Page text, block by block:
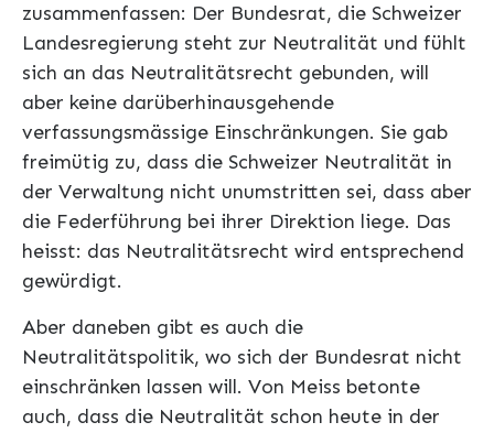
zusammenfassen: Der Bundesrat, die Schweizer
Landesregierung steht zur Neutralität und fühlt
sich an das Neutralitätsrecht gebunden, will
aber keine darüberhinausgehende
verfassungsmässige Einschränkungen. Sie gab
freimütig zu, dass die Schweizer Neutralität in
der Verwaltung nicht unumstritten sei, dass aber
die Federführung bei ihrer Direktion liege. Das
heisst: das Neutralitätsrecht wird entsprechend
gewürdigt.
Aber daneben gibt es auch die
Neutralitätspolitik, wo sich der Bundesrat nicht
einschränken lassen will. Von Meiss betonte
auch, dass die Neutralität schon heute in der